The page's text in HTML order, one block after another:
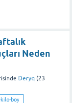
Neden
Deryq (23
boy